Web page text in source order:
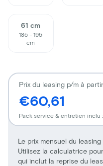
61 cm
185 - 195
cm
Le prix mensuel du
Utilisez la calculatrice
qui inclut la reprise du
Prix du leasing p/m à
€60,61
Pack service & entretien inclu :